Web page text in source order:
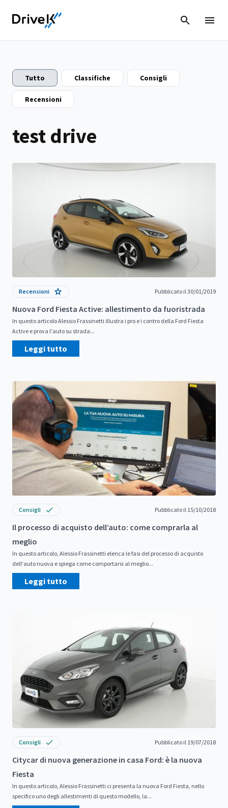
Tutto Classifiche Consigli
Recensioni
test drive
Recensioni Pubblicato il 30/01/2019
Nuova Ford Fiesta Active: allestimento da fuoristrada
In questo articolo Alessio Frassinetti illustra i pro e i contro della Ford Fiesta
Active e prova l'auto su strada...
Leggi tutto
Consigli Pubblicato il 15/10/2018
Il processo di acquisto dell’auto: come comprarla al
meglio
In questo articolo, Alessio Frassinetti elenca le fasi del processo di acquisto
dell'auto nuova e spiega come comportarsi al meglio...
Leggi tutto
Consigli Pubblicato il 19/07/2018
Citycar di nuova generazione in casa Ford: è la nuova
Fiesta
In questo articolo, Alessio Frassinetti ci presenta la nuova Ford Fiesta, nello
specifico uno degli allestimenti di questo modello, la...